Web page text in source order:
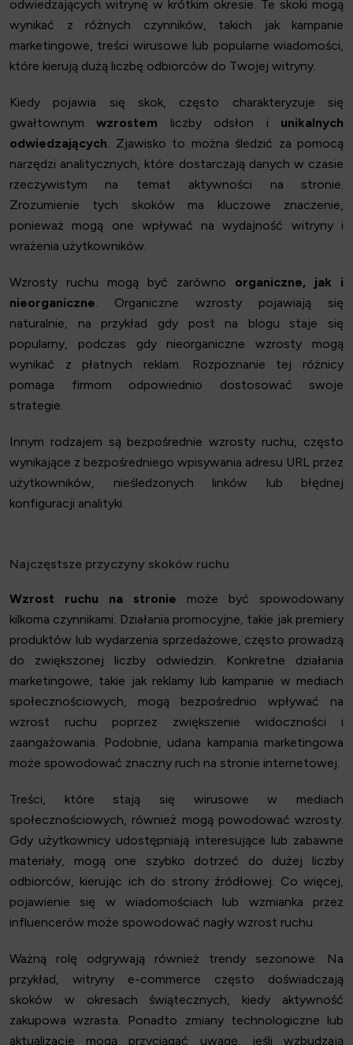
odwiedzających witrynę w krótkim okresie. Te skoki mogą
wynikać z różnych czynników, takich jak kampanie
marketingowe, treści wirusowe lub popularne wiadomości,
które kierują dużą liczbę odbiorców do Twojej witryny.
Kiedy pojawia się skok, często charakteryzuje się
gwałtownymwzrostem liczby odsłon i unikalnych
odwiedzających. Zjawisko to można śledzić za pomocą
narzędzi analitycznych, które dostarczają danych w czasie
rzeczywistym na temat aktywności na stronie.
Zrozumienie tych skoków ma kluczowe znaczenie,
ponieważ mogą one wpływać na wydajność witryny i
wrażenia użytkowników.
Wzrosty ruchu mogą być zarówno organiczne, jak i
nieorganiczne. Organiczne wzrosty pojawiają się
naturalnie, na przykład gdy post na blogu staje się
popularny, podczas gdy nieorganiczne wzrosty mogą
wynikać z płatnych reklam. Rozpoznanie tej różnicy
pomaga firmom odpowiednio dostosować swoje
strategie.
Innym rodzajem są bezpośrednie wzrosty ruchu, często
wynikające z bezpośredniego wpisywania adresu URL przez
użytkowników, nieśledzonych linków lub błędnej
konfiguracji analityki.
Najczęstsze przyczyny skoków ruchu
Wzrost ruchu na stronie może być spowodowany
kilkoma czynnikami. Działania promocyjne, takie jak premiery
produktów lub wydarzenia sprzedażowe, często prowadzą
do zwiększonej liczby odwiedzin. Konkretne działania
marketingowe, takie jak reklamy lub kampanie w mediach
społecznościowych, mogą bezpośrednio wpływać na
wzrost ruchu poprzez zwiększenie widoczności i
zaangażowania. Podobnie, udana kampania marketingowa
może spowodować znaczny ruch na stronie internetowej.
Treści, które stają się wirusowe w mediach
społecznościowych, również mogą powodować wzrosty.
Gdy użytkownicy udostępniają interesujące lub zabawne
materiały, mogą one szybko dotrzeć do dużej liczby
odbiorców, kierując ich do strony źródłowej. Co więcej,
pojawienie się w wiadomościach lub wzmianka przez
influencerów może spowodować nagły wzrost ruchu.
Ważną rolę odgrywają również trendy sezonowe. Na
przykład, witryny e-commerce często doświadczają
skoków w okresach świątecznych, kiedy aktywność
zakupowa wzrasta. Ponadto zmiany technologiczne lub
aktualizacje mogą przyciągać uwagę, jeśli wzbudzają